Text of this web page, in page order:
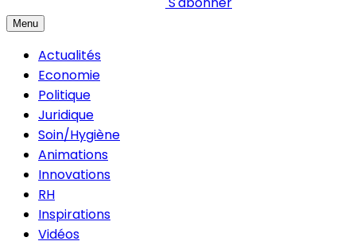
Menu
Actualités
Economie
Politique
Juridique
Soin/Hygiène
Animations
Innovations
RH
Inspirations
Vidéos